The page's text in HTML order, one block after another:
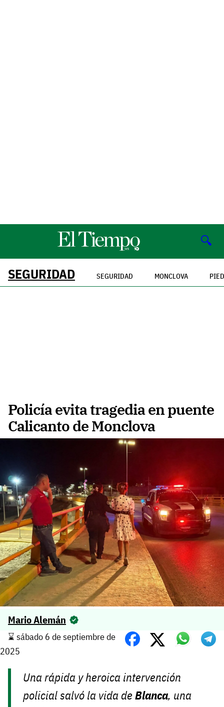
🔍
SEGURIDAD SEGURIDAD MONCLOVA
Policía evita tragedia en puente
Calicanto de Monclova
Mario Alemán
⌛️ sábado 6 de septiembre de
2025
Una rápida y heroica intervención
policial salvó la vida deBlanca, una